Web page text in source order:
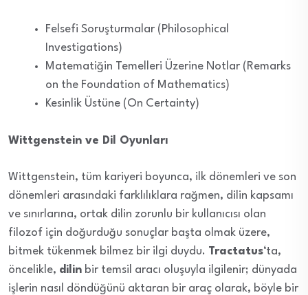
Felsefi Soruşturmalar (Philosophical
Investigations)
Matematiğin Temelleri Üzerine Notlar (Remarks
on the Foundation of Mathematics)
Kesinlik Üstüne (On Certainty)
Wittgenstein ve Dil Oyunları
Wittgenstein, tüm kariyeri boyunca, ilk dönemleri ve son
dönemleri arasındaki farklılıklara rağmen, dilin kapsamı
ve sınırlarına, ortak dilin zorunlu bir kullanıcısı olan
filozof için doğurduğu sonuçlar başta olmak üzere,
bitmek tükenmek bilmez bir ilgi duydu. Tractatus‘ta,
öncelikle, dilin bir temsil aracı oluşuyla ilgilenir; dünyada
işlerin nasıl döndüğünü aktaran bir araç olarak, böyle bir